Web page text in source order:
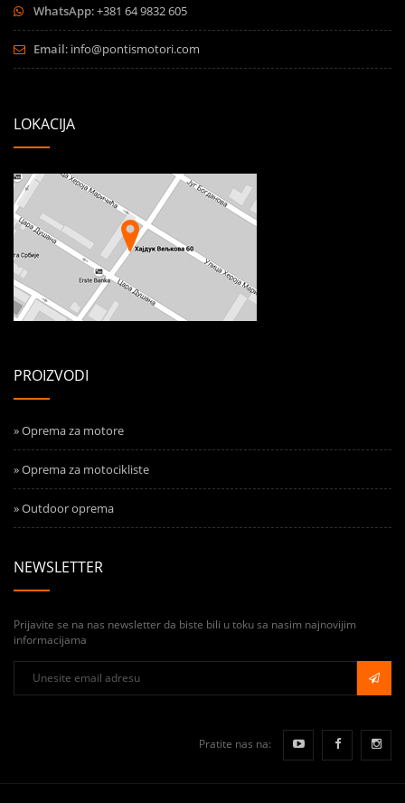
WhatsApp: +381 64 9832 605
Email: info@pontismotori.com
LOKACIJA
PROIZVODI
» Oprema za motore
» Oprema za motocikliste
» Outdoor oprema
NEWSLETTER
Prijavite se na nas newsletter da biste bili u toku sa nasim najnovijim
informacijama
Pratite nas na: